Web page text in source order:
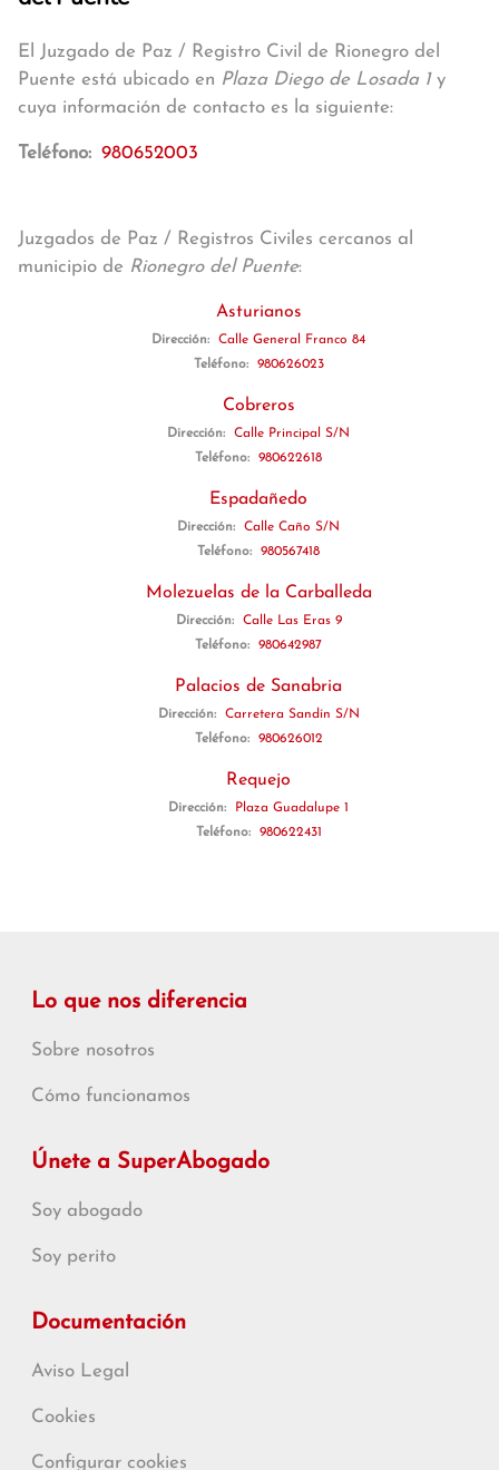
El Juzgado de Paz / Registro Civil de Rionegro del
Puente está ubicado en Plaza Diego de Losada 1y
cuya información de contacto es la siguiente:
Teléfono: 980652003
Juzgados de Paz / Registros Civiles cercanos al
municipio de Rionegro del Puente:
Asturianos
Dirección:
Calle General Franco 84
Teléfono:
980626023
Cobreros
Dirección:
Calle Principal S/N
Teléfono:
980622618
Espadañedo
Dirección:
Calle Caño S/N
Teléfono:
980567418
Molezuelas de la Carballeda
Dirección:
Calle Las Eras 9
Teléfono:
980642987
Palacios de Sanabria
Dirección:
Carretera Sandín S/N
Teléfono:
980626012
Requejo
Dirección:
Plaza Guadalupe 1
Teléfono:
980622431
Lo que nos diferencia
Sobre nosotros
Cómo funcionamos
Únete a SuperAbogado
Soy abogado
Soy perito
Documentación
Aviso Legal
Cookies
Configurar cookies